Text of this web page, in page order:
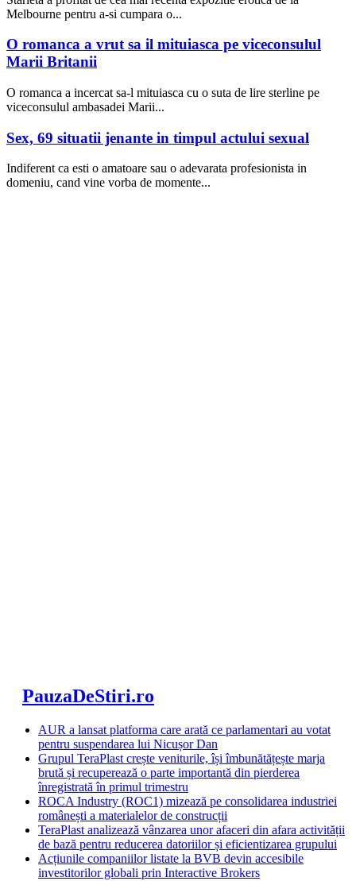
Melbourne pentru a-si cumpara o...
O romanca a vrut sa il mituiasca pe viceconsulul
Marii Britanii
O romanca a incercat sa-l mituiasca cu o suta de lire sterline pe
viceconsulul ambasadei Marii...
Sex, 69 situatii jenante in timpul actului sexual
Indiferent ca esti o amatoare sau o adevarata profesionista in
domeniu, cand vine vorba de momente...
PauzaDeStiri.ro
AUR a lansat platforma care arată ce parlamentari au votat
pentru suspendarea lui Nicușor Dan
Grupul TeraPlast crește veniturile, își îmbunătățește marja
brută și recuperează o parte importantă din pierderea
înregistrată în primul trimestru
ROCA Industry (ROC1) mizează pe consolidarea industriei
românești a materialelor de construcții
TeraPlast analizează vânzarea unor afaceri din afara activității
de bază pentru reducerea datoriilor și eficientizarea grupului
Acțiunile companiilor listate la BVB devin accesibile
investitorilor globali prin Interactive Brokers